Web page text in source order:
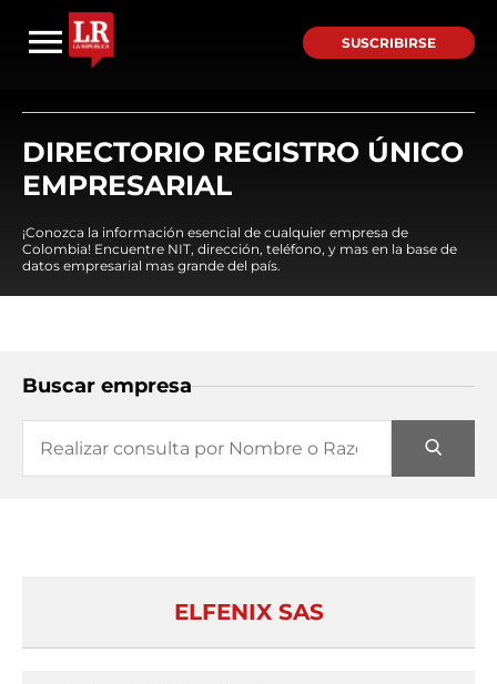
SUSCRIBIRSE
DIRECTORIO REGISTRO ÚNICO
EMPRESARIAL
¡Conozca la información esencial de cualquier empresa de
Colombia! Encuentre NIT, dirección, teléfono, y mas en la base de
datos empresarial mas grande del país.
Buscar empresa
ELFENIX SAS